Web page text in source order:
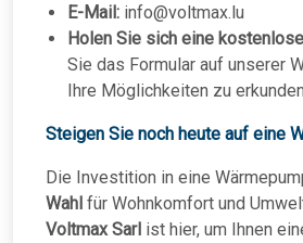
E-Mail: info@voltmax.lu
Holen Sie sich eine
Sie das Formular auf unserer
Ihre Möglichkeiten zu
Steigen Sie noch heute auf eine
Die Investition in eine
Wahl für Wohnkomfort und
Voltmax Sarl ist hier, um Ihnen